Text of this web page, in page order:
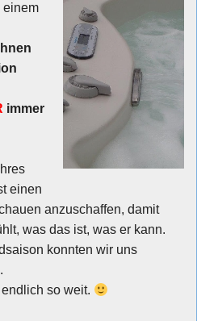
einem
immer
einen
anzuschaffen, damit
was das ist, was er kann.
konnten wir uns
so weit.